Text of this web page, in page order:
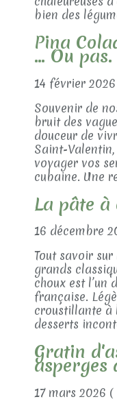
bien des
Pina
... Ou pas.
14 février
Souvenir de
bruit des
douceur de
Saint-
voyager vos
cubaine. Une
La pâte à
16 décembre
Tout savoir
grands
choux est l’un
française.
croustillante à
desserts
Gratin
asperges
17 mars 2026